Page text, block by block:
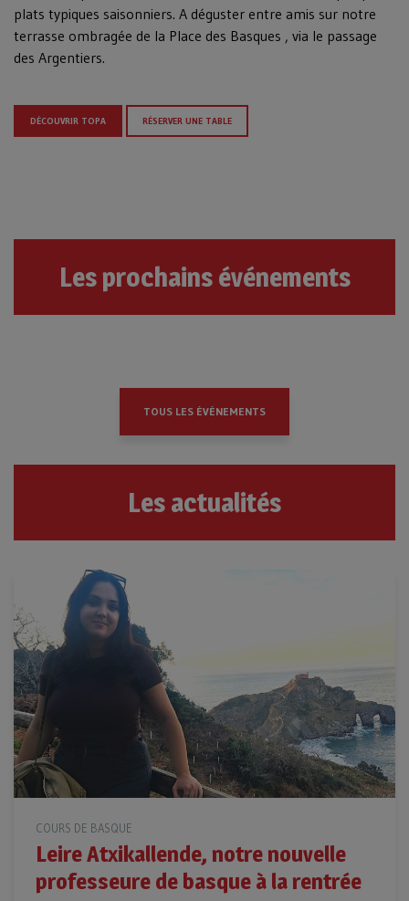
plats typiques saisonniers. A déguster entre amis sur notre
terrasse ombragée de la Place des Basques , via le passage
des Argentiers.
DÉCOUVRIR TOPA RÉSERVER UNE TABLE
Les prochains événements
TOUS LES ÉVÉNEMENTS
Les actualités
COURS DE BASQUE
Leire Atxikallende, notre nouvelle
professeure de basque à la rentrée